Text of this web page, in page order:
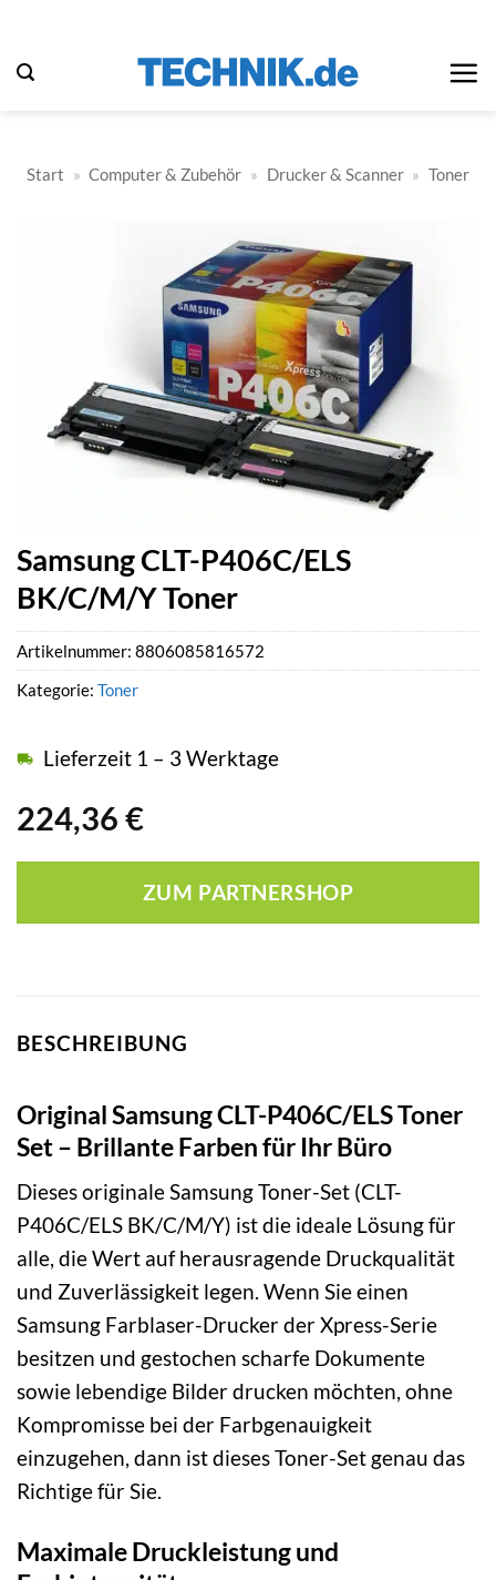
springen
Start » Computer & Zubehör » Drucker & Scanner » Toner
Samsung CLT-P406C/ELS
BK/C/M/Y Toner
224,36 €
Lieferzeit 1 – 3 Werktage
ZUM PARTNERSHOP
Artikelnummer: 8806085816572
Kategorie: Toner
BESCHREIBUNG
Original Samsung CLT-P406C/ELS Toner
Set – Brillante Farben für Ihr Büro
Dieses originale Samsung Toner-Set (CLT-
P406C/ELS BK/C/M/Y) ist die ideale Lösung für
alle, die Wert auf herausragende Druckqualität
und Zuverlässigkeit legen. Wenn Sie einen
Samsung Farblaser-Drucker der Xpress-Serie
besitzen und gestochen scharfe Dokumente
sowie lebendige Bilder drucken möchten, ohne
Kompromisse bei der Farbgenauigkeit
einzugehen, dann ist dieses Toner-Set genau das
Richtige für Sie.
Maximale Druckleistung und